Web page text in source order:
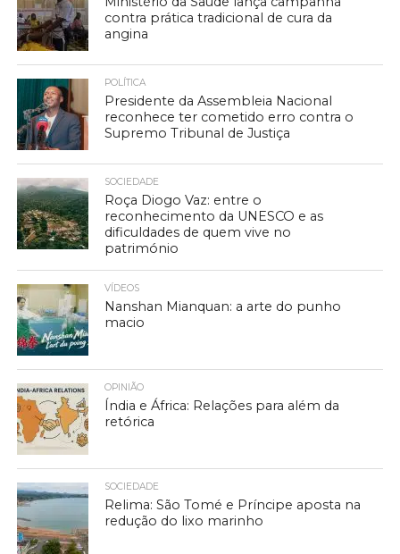
contra prática tradicional de cura da
angina
POLÍTICA
Presidente da Assembleia Nacional
reconhece ter cometido erro contra o
Supremo Tribunal de Justiça
SOCIEDADE
Roça Diogo Vaz: entre o
reconhecimento da UNESCO e as
dificuldades de quem vive no
património
VÍDEOS
Nanshan Mianquan: a arte do punho
macio
OPINIÃO
Índia e África: Relações para além da
retórica
SOCIEDADE
Relima: São Tomé e Príncipe aposta na
redução do lixo marinho